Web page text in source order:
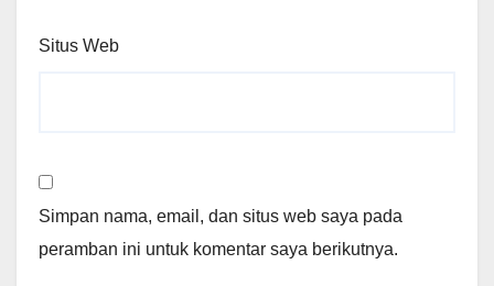
Situs Web
Simpan nama, email, dan situs web saya pada
peramban ini untuk komentar saya berikutnya.